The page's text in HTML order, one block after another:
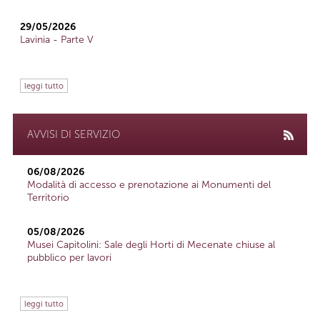
29/05/2026
Lavinia - Parte V
leggi tutto
AVVISI DI SERVIZIO
06/08/2026
Modalità di accesso e prenotazione ai Monumenti del
Territorio
05/08/2026
Musei Capitolini: Sale degli Horti di Mecenate chiuse al
pubblico per lavori
leggi tutto